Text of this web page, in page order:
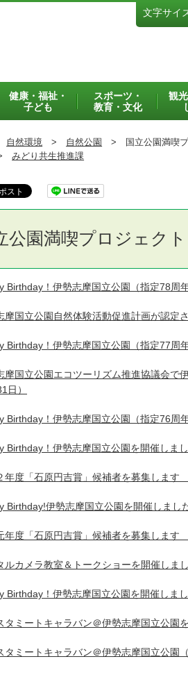
文字サイ
健康・福祉・
子ども
スポーツ・
教育・文化
観
自然環境 > 自然公園 > 国立公園満喫
みどり共生推進課
公園満喫プロジェクト
Birthday！伊勢志摩国立公園（指定78周
摩国立公園自然体験活動促進計画が認定
Birthday！伊勢志摩国立公園（指定77周
摩国立公園エコツーリズム推進協議会で
日）
Birthday！伊勢志摩国立公園（指定76周
Birthday！伊勢志摩国立公園を開催しま
年度「石原円吉賞」候補者を募集します
Birthday!伊勢志摩国立公園を開催しまし
年度「石原円吉賞」候補者を募集します
ルカメラ教室＆トークショーを開催しま
Birthday！伊勢志摩国立公園を開催しま
タミートキャラバン＠伊勢志摩国立公園
タミートキャラバン＠伊勢志摩国立公園